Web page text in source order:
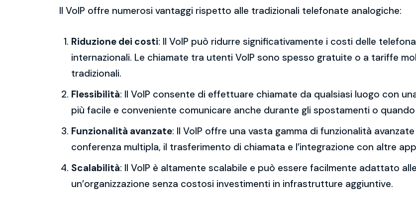
Il VoIP offre numerosi vantaggi rispetto alle tradizionali telefonate analogiche:
Riduzione dei costi: Il VoIP può ridurre significativamente i costi delle
internazionali. Le chiamate tra utenti VoIP sono spesso gratuite o a tariffe
tradizionali.
Flessibilità: Il VoIP consente di effettuare chiamate da qualsiasi luogo con
più facile e conveniente comunicare anche durante gli spostamenti o
Funzionalità avanzate: Il VoIP offre una vasta gamma di funzionalità
conferenza multipla, il trasferimento di chiamata e l’integrazione con altre
Scalabilità: Il VoIP è altamente scalabile e può essere facilmente adattato
un’organizzazione senza costosi investimenti in infrastrutture aggiuntive.